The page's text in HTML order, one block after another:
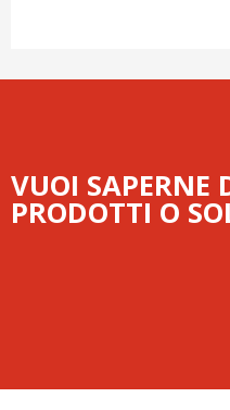
VUOI SAPERNE
PRODOTTI O